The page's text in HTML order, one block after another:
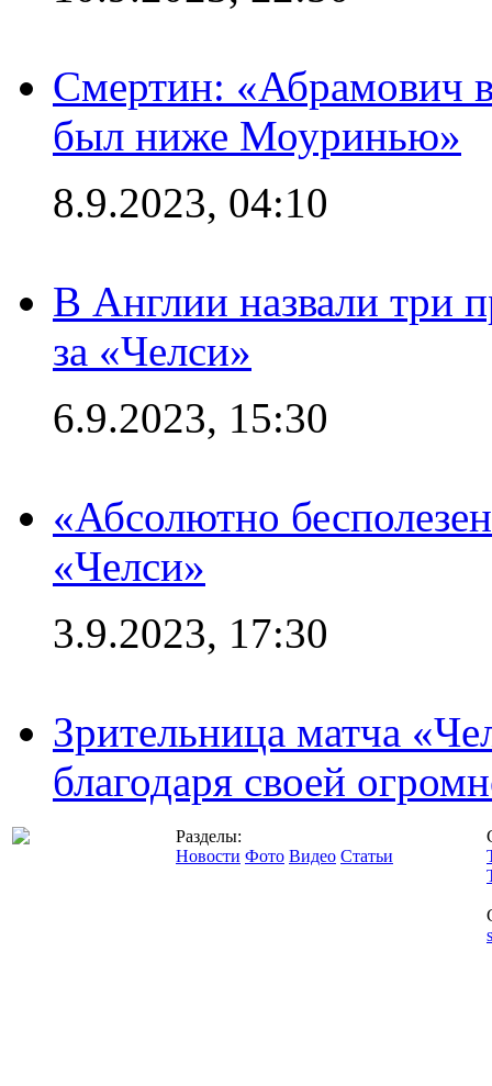
Смертин: «Абрамович в
был ниже Моуринью»
8.9.2023, 04:10
В Англии назвали три
за «Челси»
6.9.2023, 15:30
«Абсолютно
«Челси»
3.9.2023, 17:30
Зрительница матча
благодаря своей
Разделы:
Новости Фото Видео Статьи